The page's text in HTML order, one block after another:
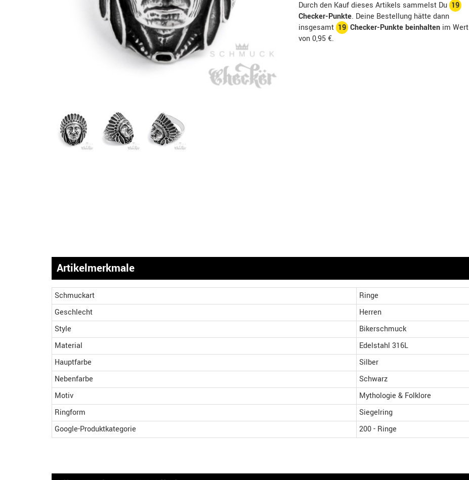
Durch den Kauf dieses Artikels sammelst Du 19
Checker-Punkte. Deine Bestellung hätte dann
insgesamt 19Checker-Punkte beinhaltenim Wert
von0,95 €.
Artikelmerkmale
Schmuckart
Ringe
Geschlecht
Herren
Style
Bikerschmuck
Material
Edelstahl 316L
Hauptfarbe
Silber
Nebenfarbe
Schwarz
Motiv
Mythologie & Folklore
Ringform
Siegelring
Google-Produktkategorie
200 - Ringe